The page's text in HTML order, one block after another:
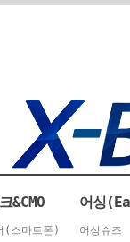
&CMO
(스마트폰)
어싱
어싱슈즈